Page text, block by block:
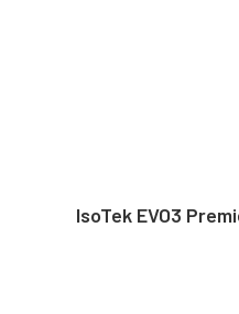
IsoTek EVO3